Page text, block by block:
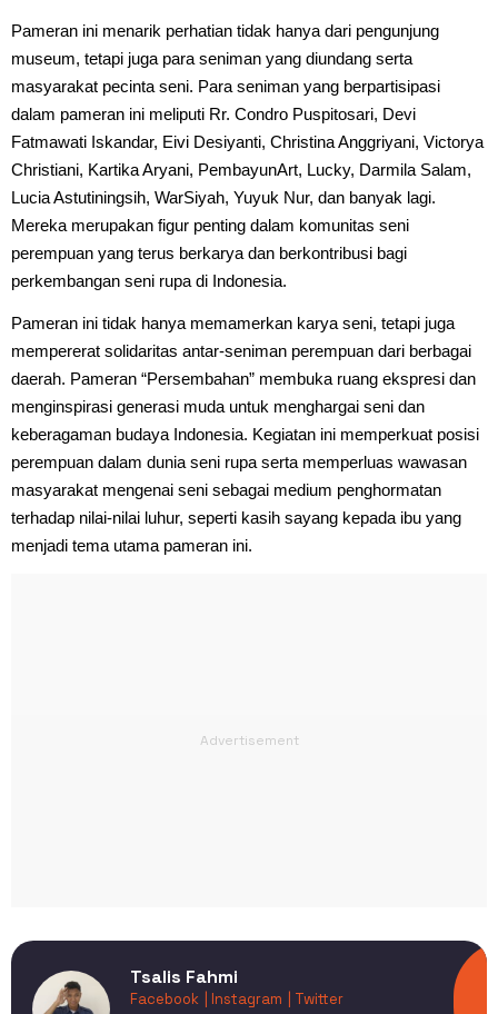
Pameran ini menarik perhatian tidak hanya dari pengunjung
museum, tetapi juga para seniman yang diundang serta
masyarakat pecinta seni. Para seniman yang berpartisipasi
dalam pameran ini meliputi Rr. Condro Puspitosari, Devi
Fatmawati Iskandar, Eivi Desiyanti, Christina Anggriyani, Victorya
Christiani, Kartika Aryani, PembayunArt, Lucky, Darmila Salam,
Lucia Astutiningsih, WarSiyah, Yuyuk Nur, dan banyak lagi.
Mereka merupakan figur penting dalam komunitas seni
perempuan yang terus berkarya dan berkontribusi bagi
perkembangan seni rupa di Indonesia.
Pameran ini tidak hanya memamerkan karya seni, tetapi juga
mempererat solidaritas antar-seniman perempuan dari berbagai
daerah. Pameran “Persembahan” membuka ruang ekspresi dan
menginspirasi generasi muda untuk menghargai seni dan
keberagaman budaya Indonesia. Kegiatan ini memperkuat posisi
perempuan dalam dunia seni rupa serta memperluas wawasan
masyarakat mengenai seni sebagai medium penghormatan
terhadap nilai-nilai luhur, seperti kasih sayang kepada ibu yang
menjadi tema utama pameran ini.
Tsalis Fahmi
Facebook | Instagram
| Twitter